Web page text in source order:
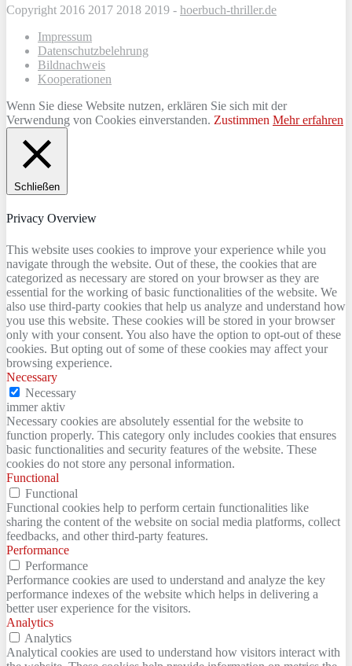
Copyright 2016 2017 2018 2019 - hoerbuch-thriller.de
Impressum
Datenschutzbelehrung
Bildnachweis
Kooperationen
Wenn Sie diese Website nutzen, erklären Sie sich mit der
Verwendung von Cookies einverstanden. Zustimmen Mehr erfahren
Schließen
Privacy Overview
This website uses cookies to improve your experience while you
navigate through the website. Out of these, the cookies that are
categorized as necessary are stored on your browser as they are
essential for the working of basic functionalities of the website. We
also use third-party cookies that help us analyze and understand how
you use this website. These cookies will be stored in your browser
only with your consent. You also have the option to opt-out of these
cookies. But opting out of some of these cookies may affect your
browsing experience.
Necessary
Necessary
immer aktiv
Necessary cookies are absolutely essential for the website to
function properly. This category only includes cookies that ensures
basic functionalities and security features of the website. These
cookies do not store any personal information.
Functional
Functional
Functional cookies help to perform certain functionalities like
sharing the content of the website on social media platforms, collect
feedbacks, and other third-party features.
Performance
Performance
Performance cookies are used to understand and analyze the key
performance indexes of the website which helps in delivering a
better user experience for the visitors.
Analytics
Analytics
Analytical cookies are used to understand how visitors interact with